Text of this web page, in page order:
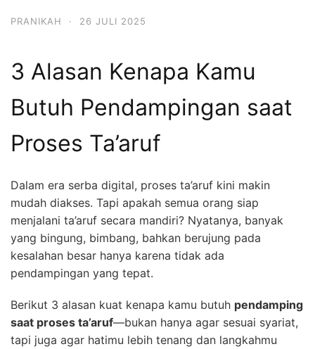
PRANIKAH · 26 JULI 2025
3 Alasan Kenapa Kamu
Butuh Pendampingan saat
Proses Ta’aruf
Dalam era serba digital, proses ta’aruf kini makin
mudah diakses. Tapi apakah semua orang siap
menjalani ta’aruf secara mandiri? Nyatanya, banyak
yang bingung, bimbang, bahkan berujung pada
kesalahan besar hanya karena tidak ada
pendampingan yang tepat.
Berikut 3 alasan kuat kenapa kamu butuh pendamping
saat proses ta’aruf—bukan hanya agar sesuai syariat,
tapi juga agar hatimu lebih tenang dan langkahmu